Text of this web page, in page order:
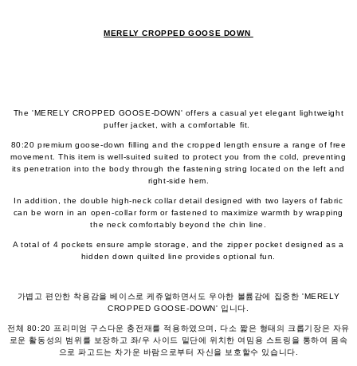
MERELY CROPPED GOOSE DOWN
The 'MERELY CROPPED GOOSE-DOWN' offers a casual yet elegant lightweight
puffer jacket, with a comfortable fit.
80:20 premium goose-down filling and the cropped length ensure a range of free
movement. This item is well-suited suited to protect you from the cold, preventing
its penetration into the body through the fastening string located on the left and
right-side hem.
In addition, the double high-neck collar detail designed with two layers of fabric
can be worn in an open-collar form or fastened to maximize warmth by wrapping
the neck comfortably beyond the chin line.
A total of 4 pockets ensure ample storage, and the zipper pocket designed as a
hidden down quilted line provides optional fun.
가볍고 편안한 착용감을 베이스로 케쥬얼하면서도 우아한 볼륨감에 집중한 'MERELY
CROPPED GOOSE-DOWN' 입니다.
전체 80:20 프리미엄 구스다운 충전재를 적용하였으며, 다소 짧은 형태의 크롭기장은 자유
로운 활동성의 범위를 보장하고 좌/우 사이드 밑단에 위치한 여밈용 스트링을 통하여 몸속
으로 파고드는 차가운 바람으로부터 자신을 보호할수 있습니다.